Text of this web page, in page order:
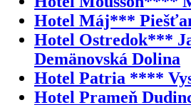
Hotel Máj***
Hotel Ostredok***
Demänovská Dolina
Hotel Patria ****
Hotel Prameň